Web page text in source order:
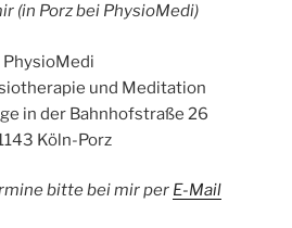
(in Porz bei PhysioMedi)
PhysioMedi
und Meditation
in der Bahnhofstraße 26
Köln-Porz
bitte bei mir per E-Mail